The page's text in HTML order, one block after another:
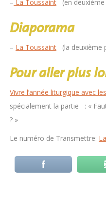
– La Toussaint (en
Diaporama
– La Toussaint (la deuxième
Pour aller plus
Vivre l’année liturgique avec
spécialement la partie : «
? »
Le numéro de Transmettre: